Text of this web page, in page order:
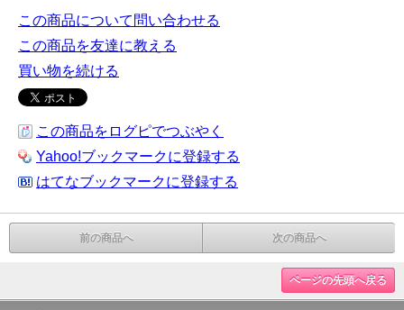
この商品について問い合わせる
この商品を友達に教える
買い物を続ける
この商品をログピでつぶやく
Yahoo!ブックマークに登録する
はてなブックマークに登録する
前の商品へ 次の商品へ
ページの先頭へ戻る